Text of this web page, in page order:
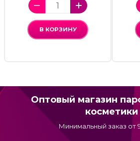
В КОРЗИНУ
Оптовый магазин
косметики
Минимальный заказ от